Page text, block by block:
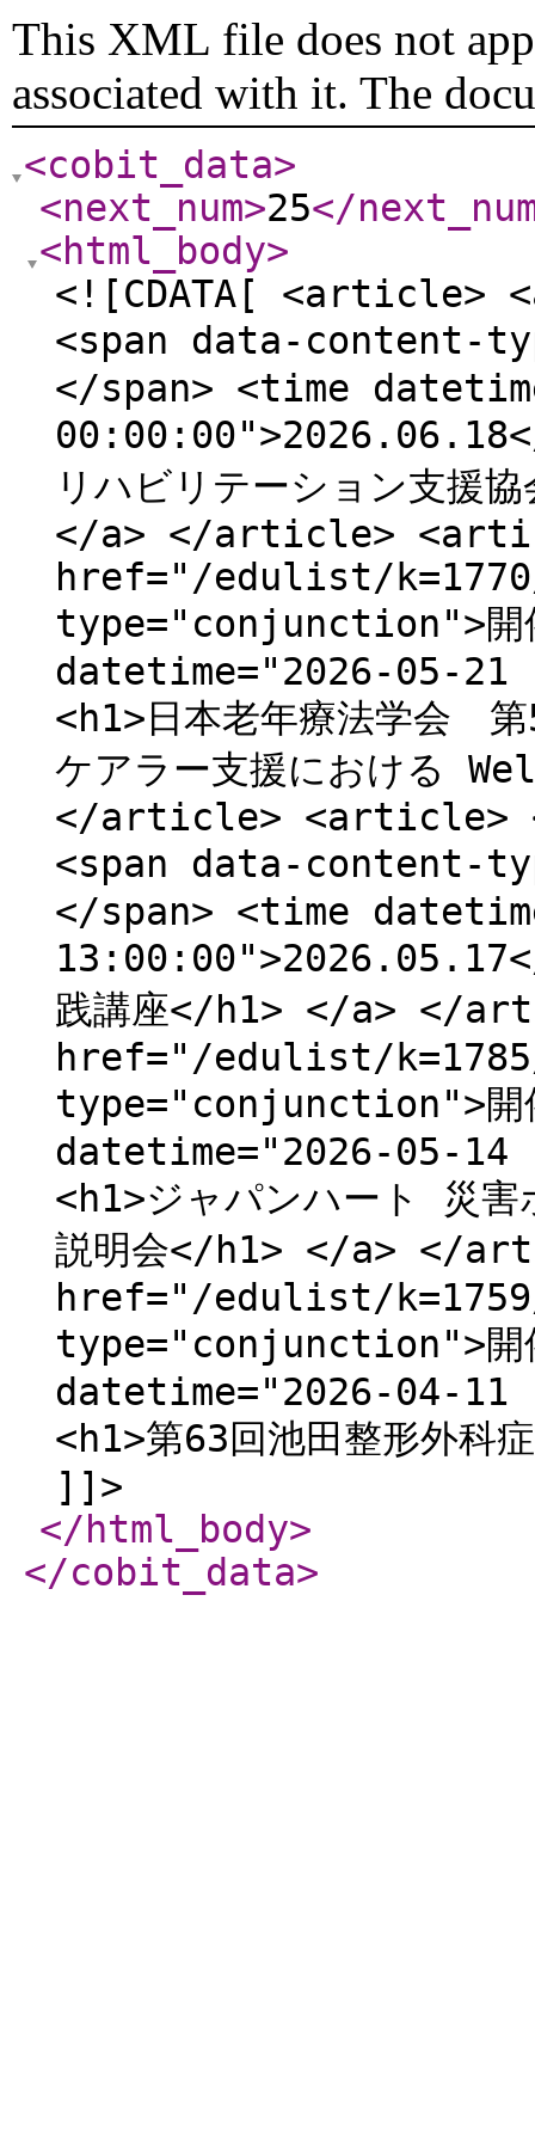
This XML file does not
associated with it. The
<cobit_data>
<next_num>25</
<html_body>
<![CDATA[ <article>
<span data-content-
</span> <time
リハビリテーション支援
</a> </article>
href="/edulist/
type="conjunction">開
datetime="2026-05-
<h1>日本老年療法学会 第
ケアラー支援における
</article> <article>
<span data-content-
</span> <time
践講座</h1> </a> </
href="/edulist/
type="conjunction">開
datetime="2026-05-
<h1>ジャパンハート 災
説明会</h1> </a> </
href="/edulist/
type="conjunction">開
datetime="2026-04-
<h1>第63回池田整形外
]]>
</html_body>
</cobit_data>